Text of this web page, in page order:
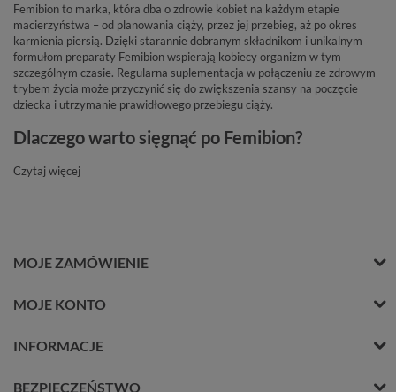
Femibion to marka, która dba o zdrowie kobiet na każdym etapie
macierzyństwa – od planowania ciąży, przez jej przebieg, aż po okres
karmienia piersią. Dzięki starannie dobranym składnikom i unikalnym
formułom preparaty Femibion wspierają kobiecy organizm w tym
szczególnym czasie. Regularna suplementacja w połączeniu ze zdrowym
trybem życia może przyczynić się do zwiększenia szansy na poczęcie
dziecka i utrzymanie prawidłowego przebiegu ciąży.
Dlaczego warto sięgnąć po Femibion?
Czytaj więcej
MOJE ZAMÓWIENIE
MOJE KONTO
INFORMACJE
BEZPIECZEŃSTWO